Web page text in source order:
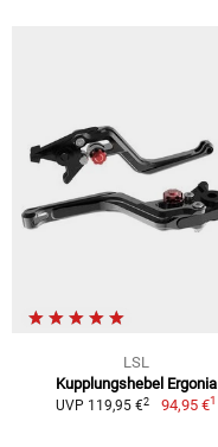
LSL
Kupplungshebel Ergonia
UVP 119,95 €2 94,95 €1